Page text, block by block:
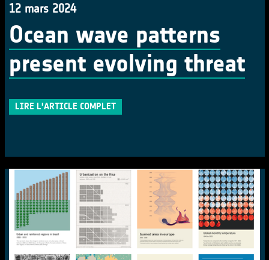
12 mars 2024
Ocean wave patterns
present evolving threat
LIRE L'ARTICLE COMPLET